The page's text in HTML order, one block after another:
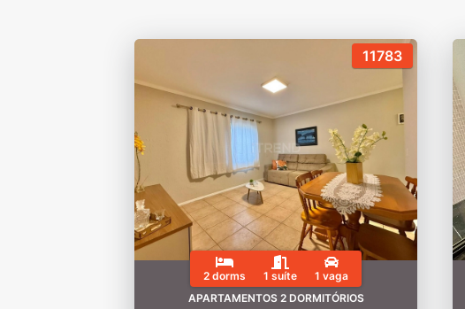
11783
2 dorms 1 suíte
1 vaga
APARTAMENTOS 2 DORMITÓRIOS